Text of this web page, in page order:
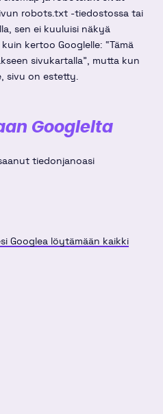
robots.txt -tiedostossa tai
sen ei kuuluisi näkyä
kertoo Googlelle: “Tämä
sivukartalla”, mutta kun
sivu on estetty.
Googlelta
tiedonjanoasi
Googlea löytämään kaikki